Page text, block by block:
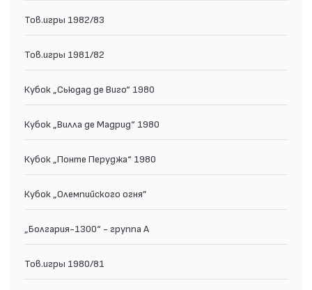
Тов.игры 1982/83
Тов.игры 1981/82
Кубок „Сьюдад де Виго“ 1980
Кубок „Вилла де Мадрид“ 1980
Кубок „Понте Перуджа“ 1980
Кубок „Олемпийского огня”
„Болгария-1300“ - группа А
Тов.игры 1980/81